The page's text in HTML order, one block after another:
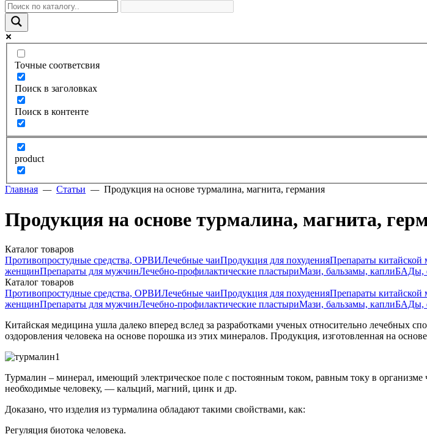
Точные соответсвия
Поиск в заголовках
Поиск в контенте
product
Главная — Статьи — Продукция на основе турмалина, магнита, германия
Продукция на основе турмалина, магнита,
Каталог товаров
Противопростудные средства, ОРВИЛечебные чаиПродукция для похуденияПрепараты
женщинПрепараты для мужчинЛечебно-профилактические пластыриМази, бальзамы, каплиБАДы,
Каталог товаров
Противопростудные средства, ОРВИЛечебные чаиПродукция для похуденияПрепараты
женщинПрепараты для мужчинЛечебно-профилактические пластыриМази, бальзамы, каплиБАДы,
Китайская медицина ушла далеко вперед вслед за разработками ученых относительно лечебных
оздоровления человека на основе порошка из этих минералов. Продукция, изготовленная на
Турмалин – минерал, имеющий электрическое поле с постоянным током, равным току в
необходимые человеку, — кальций, магний, цинк и др.
Доказано, что изделия из турмалина обладают такими свойствами, как:
Регуляция биотока человека.